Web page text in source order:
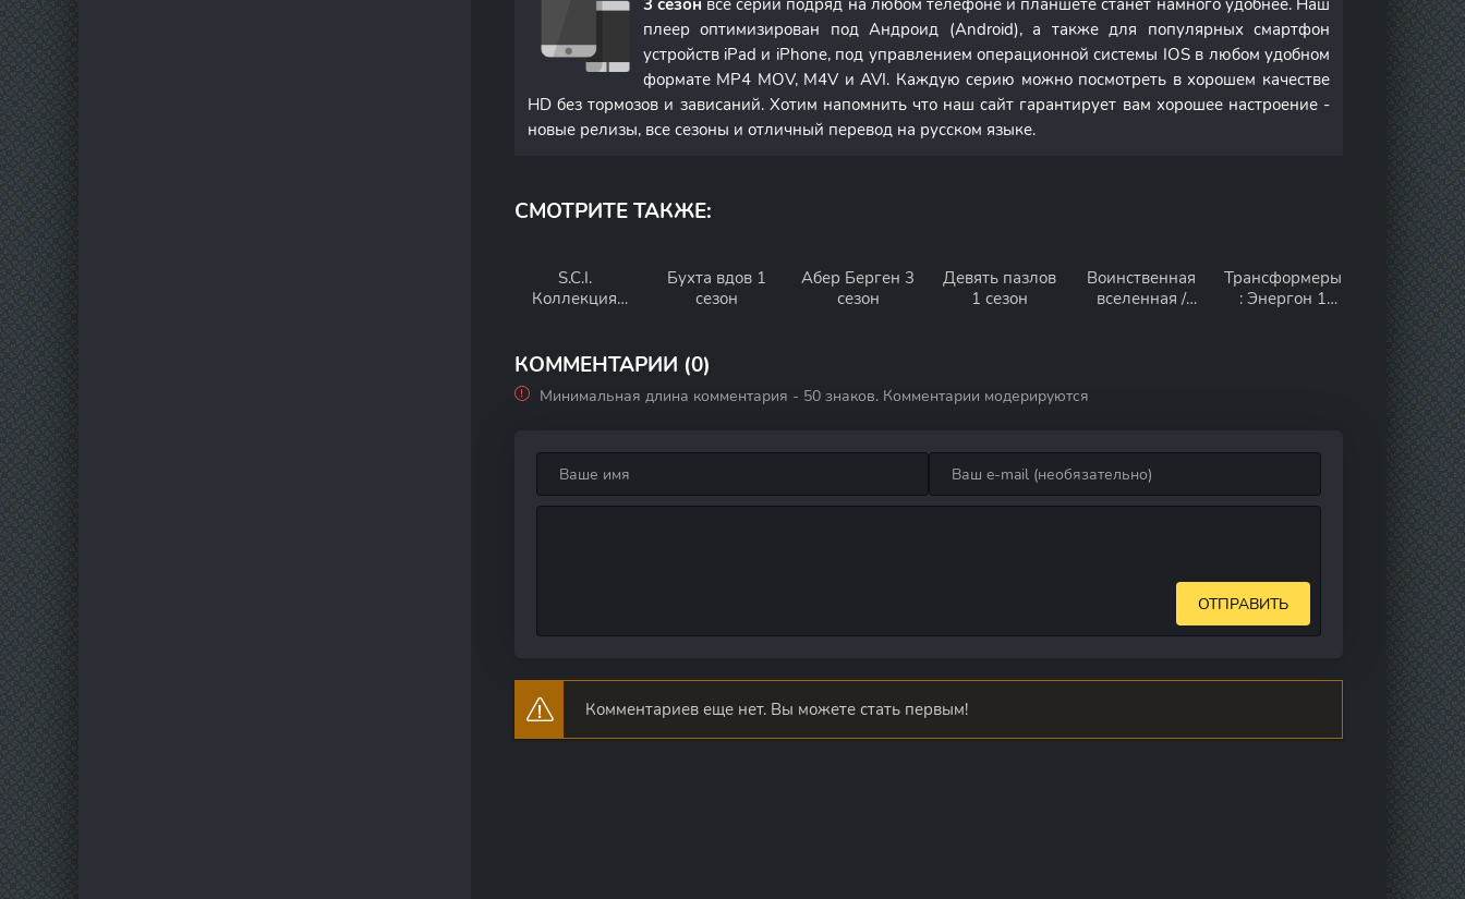
3 сезон все серии подряд на любом телефоне и планшете станет намного удобнее. Наш
плеер оптимизирован под Андроид (Android), а также для популярных смартфон
устройств iPad и iPhone, под управлением операционной системы IOS в любом удобном
формате MP4 MOV, M4V и AVI. Каждую серию можно посмотреть в хорошем качестве
HD без тормозов и зависаний. Хотим напомнить что наш сайт гарантирует вам хорошее настроение -
новые релизы, все сезоны и отличный перевод на русском языке.
СМОТРИТЕ ТАКЖЕ:
S.C.I.
Коллекция
Бухта вдов 1
сезон
Абер Берген 3
сезон
Девять пазлов
1 сезон
Воинственная
вселенная /
Трансформеры
: Энергон 1
КОММЕНТАРИИ (0)
Минимальная длина комментария - 50 знаков. Комментарии модерируются
ОТПРАВИТЬ
Комментариев еще нет. Вы можете стать первым!